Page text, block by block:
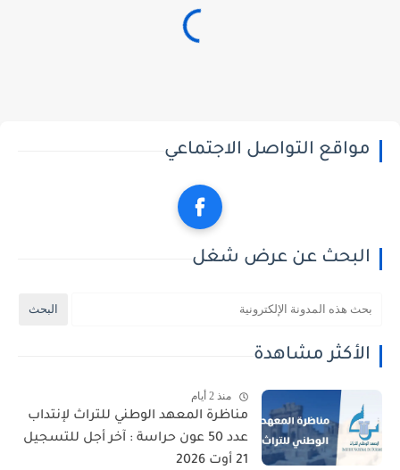
مواقع التواصل الاجتماعي
البحث عن عرض شغل
الأكثر مشاهدة
منذ 2 أيام
مناظرة المعهد الوطني للتراث لإنتداب
عدد 50 عون حراسة : آخر أجل للتسجيل
21 أوت 2026